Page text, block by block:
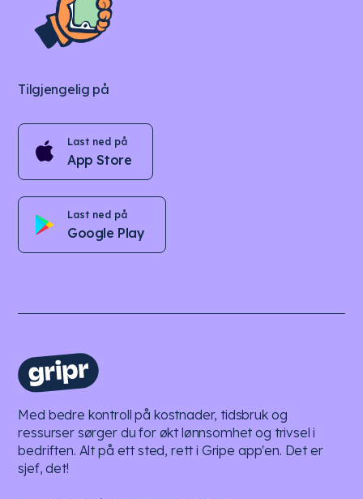
Tilgjengelig på
Last ned på
App Store
Last ned på
Google Play
Med bedre kontroll på kostnader, tidsbruk og
ressurser sørger du for økt lønnsomhet og trivsel i
bedriften. Alt på ett sted, rett i Gripe app'en. Det er
sjef, det!